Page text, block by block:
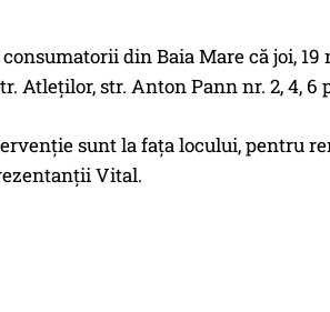
din Baia Mare că joi,
Atleților, str. Anton Pann nr. 2, 4,
sunt la fața locului, pentru
Vital.